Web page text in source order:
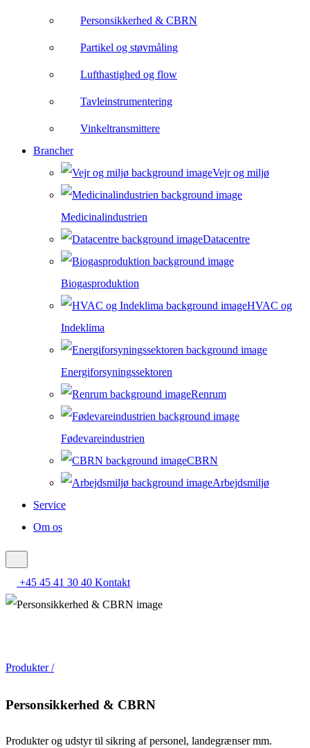
Personsikkerhed & CBRN
Partikel og støvmåling
Lufthastighed og flow
Tavleinstrumentering
Vinkeltransmittere
Brancher
Vejr og miljø
Medicinalindustrien
Datacentre
Biogasproduktion
HVAC og
Indeklima
Energiforsyningssektoren
Renrum
Fødevareindustrien
CBRN
Arbejdsmiljø
Service
Om os
+45 45 41 30 40 Kontakt
Produkter /
Personsikkerhed & CBRN
Produkter og udstyr til sikring af personel, landegrænser mm.